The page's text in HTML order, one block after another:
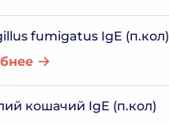
fumigatus IgE (п.кол)
кошачий IgE (п.кол)